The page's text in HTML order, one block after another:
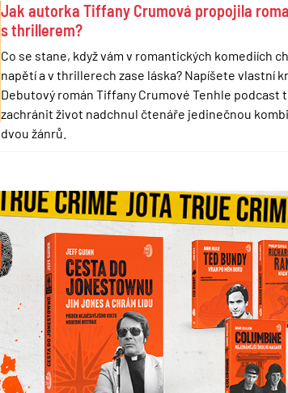
Jak autorka Tiffany Crumová propojila
s thrillerem?
Co se stane, když vám v romantických komediích
napětí a v thrillerech zase láska? Napíšete vlastní
Debutový román Tiffany Crumové Tenhle podcast
zachránit život nadchnul čtenáře jedinečnou
dvou žánrů.